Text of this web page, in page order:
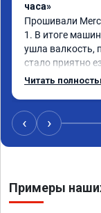
часа»
Прошивали
1. В итоге
ушла валкость,
стало приятно
Одни из лучших
Читать
‹ ›
Примеры